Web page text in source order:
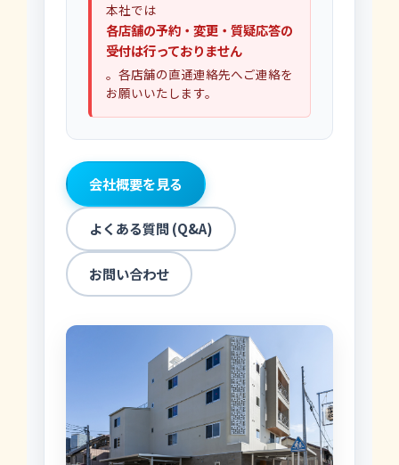
本社では
各店舗の予約・変更・質疑応答の
受付は行っておりません
。各店舗の直通連絡先へご連絡を
お願いいたします。
会社概要を見る
よくある質問 (Q&A)
お問い合わせ